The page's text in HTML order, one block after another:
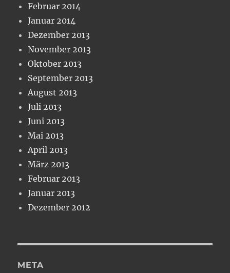
Februar 2014
Januar 2014
Dezember 2013
November 2013
Oktober 2013
September 2013
August 2013
Juli 2013
Juni 2013
Mai 2013
April 2013
März 2013
Februar 2013
Januar 2013
Dezember 2012
META